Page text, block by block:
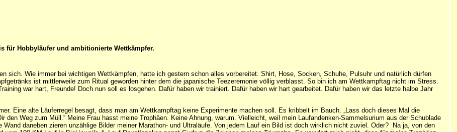
für Hobbyläufer und ambitionierte Wettkämpfer.
sich. Wie immer bei wichtigen Wettkämpfen, hatte ich gestern schon alles vorbereitet. Shirt, Hose, Socken, Schuhe, Pulsuhr und natürlich dürfen
ist mittlerweile zum Ritual geworden hinter dem die japanische Teezeremonie völlig verblasst. So bin ich am Wettkampftag nicht im Stress.
war hart, Freunde! Doch nun soll es losgehen. Dafür haben wir trainiert. Dafür haben wir hart gearbeitet. Dafür haben wir das letzte halbe Jahr
Eine alte Läuferregel besagt, dass man am Wettkampftag keine Experimente machen soll. Es kribbelt im Bauch. „Lass doch dieses Mal die
den Weg zum Müll.“ Meine Frau hasst meine Trophäen. Keine Ahnung, warum. Vielleicht, weil mein Laufandenken-Sammelsurium aus der Schublade
daneben zieren unzählige Bilder meiner Marathon- und Ultraläufe. Von jedem Lauf ein Bild ist doch wirklich nicht zuviel. Oder? Na ja, von den